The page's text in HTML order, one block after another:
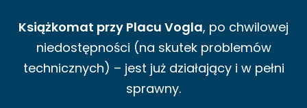
Książkomat przy Placu Vogla, po chwilowej
niedostępności (na skutek problemów
technicznych) – jest już działający i w pełni
sprawny.